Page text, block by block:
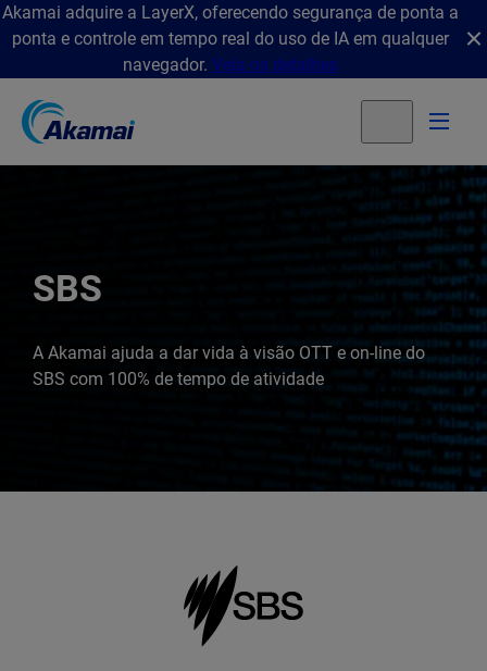
Akamai adquire a LayerX, oferecendo segurança de ponta a
ponta e controle em tempo real do uso de IA em qualquer
navegador. Veja os detalhes
SBS
A Akamai ajuda a dar vida à visão OTT e on-line do
SBS com 100% de tempo de atividade